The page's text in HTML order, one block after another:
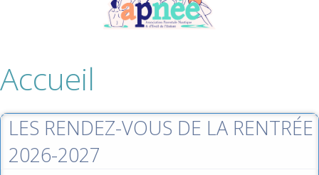
Accueil
LES RENDEZ-VOUS DE LA RENTRÉE
2026-2027